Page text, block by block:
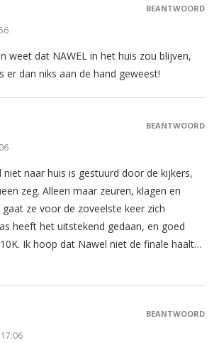
weet dat NAWEL in het huis zou blijven,
er dan niks aan de hand geweest!
BEANTWOORD
niet naar huis is gestuurd door de kijkers,
zeg. Alleen maar zeuren, klagen en
ze voor de zoveelste keer zich
heeft het uitstekend gedaan, en goed
Ik hoop dat Nawel niet de finale haalt…
BEANTWOORD
BEANTWOORD